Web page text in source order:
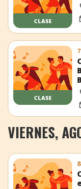
CLASE
CLASE
VIERNES,